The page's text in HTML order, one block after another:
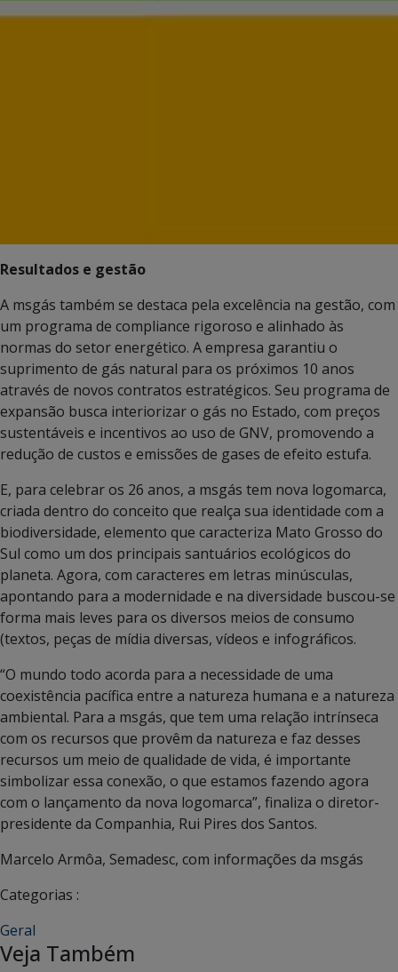
Resultados e gestão
A msgás também se destaca pela excelência na gestão, com
um programa de compliance rigoroso e alinhado às
normas do setor energético. A empresa garantiu o
suprimento de gás natural para os próximos 10 anos
através de novos contratos estratégicos. Seu programa de
expansão busca interiorizar o gás no Estado, com preços
sustentáveis e incentivos ao uso de GNV, promovendo a
redução de custos e emissões de gases de efeito estufa.
E, para celebrar os 26 anos, a msgás tem nova logomarca,
criada dentro do conceito que realça sua identidade com a
biodiversidade, elemento que caracteriza Mato Grosso do
Sul como um dos principais santuários ecológicos do
planeta. Agora, com caracteres em letras minúsculas,
apontando para a modernidade e na diversidade buscou-se
forma mais leves para os diversos meios de consumo
(textos, peças de mídia diversas, vídeos e infográficos.
“O mundo todo acorda para a necessidade de uma
coexistência pacífica entre a natureza humana e a natureza
ambiental. Para a msgás, que tem uma relação intrínseca
com os recursos que provêm da natureza e faz desses
recursos um meio de qualidade de vida, é importante
simbolizar essa conexão, o que estamos fazendo agora
com o lançamento da nova logomarca”, finaliza o diretor-
presidente da Companhia, Rui Pires dos Santos.
Marcelo Armôa, Semadesc, com informações da msgás
Categorias :
Geral
Veja Também